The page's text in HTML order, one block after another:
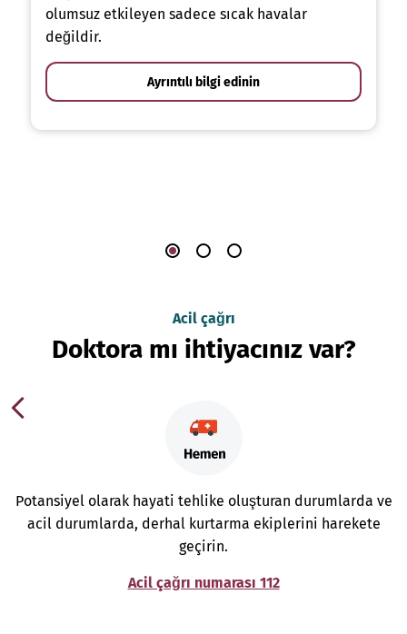
olumsuz etkileyen sadece sıcak havalar
değildir.
Ayrıntılı bilgi edinin
Acil çağrı
Doktora mı ihtiyacınız var?
Potansiyel olarak hayati tehlike oluşturan durumlarda ve
acil durumlarda, derhal kurtarma ekiplerini harekete
geçirin.
Acil çağrı numarası 112